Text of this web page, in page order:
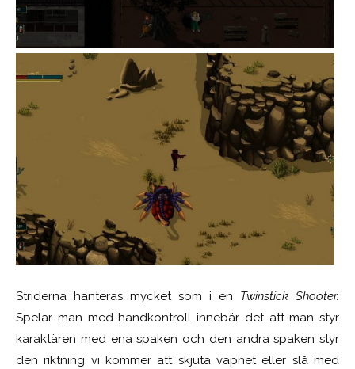
Striderna hanteras mycket som i en Twinstick Shooter.
Spelar man med handkontroll innebär det att man styr
karaktären med ena spaken och den andra spaken styr
den riktning vi kommer att skjuta vapnet eller slå med